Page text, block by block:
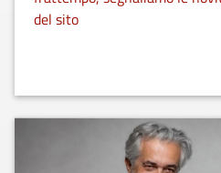
del sito